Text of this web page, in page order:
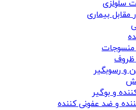
سلولزی
مقابل بیماری
منسوجات
ظروف
و رسوبگیر
و بوگیر
و ضد عفونی کننده